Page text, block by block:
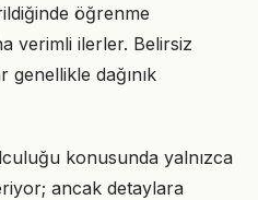
öğrenme
verimli ilerler. Belirsiz
genellikle dağınık
konusunda yalnızca
ancak detaylara